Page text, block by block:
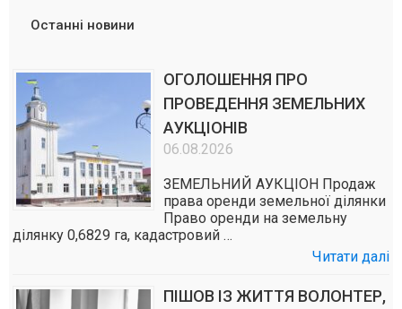
Останні новини
ОГОЛОШЕННЯ ПРО
ПРОВЕДЕННЯ ЗЕМЕЛЬНИХ
АУКЦІОНІВ
06.08.2026
ЗЕМЕЛЬНИЙ АУКЦІОН Продаж
права оренди земельної ділянки
Право оренди на земельну
ділянку 0,6829 га, кадастровий …
Читати далі
ПІШОВ ІЗ ЖИТТЯ ВОЛОНТЕР,